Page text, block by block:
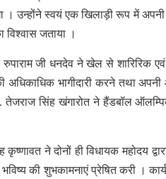
। उन्होंने स्वयं एक खिलाड़ी रूप में
विश्वास जताया ।
रुपाराम जी धनदेव ने खेल से
अधिकाधिक भागीदारी करने तथा
डॉ. तेजराज सिंह खंगारोत ने हैंडबॉल
ने दोनों ही विधायक महोदय
भविष्य की शुभकामनाएं प्रेषित करी ।